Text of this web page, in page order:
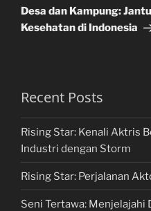
Post
Desa dan Kampung:
Kesehatan di Indonesia
Recent Posts
Rising Star: Kenali Aktris
Industri dengan Storm
Rising Star: Perjalanan
Seni Tertawa: Menjelajahi